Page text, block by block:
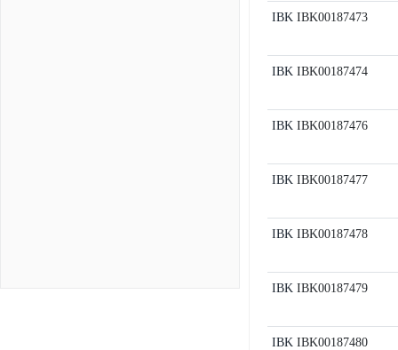
IBK IBK00187473
IBK IBK00187474
IBK IBK00187476
IBK IBK00187477
IBK IBK00187478
IBK IBK00187479
IBK IBK00187480